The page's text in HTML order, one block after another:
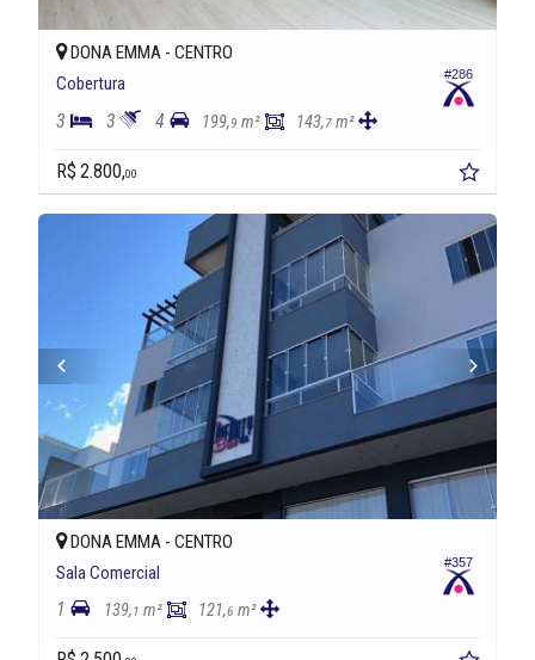
#286
DONA EMMA - CENTRO
Cobertura
3 3 4 199,9 m² 143,7 m²
R$ 2.800,00
#357
DONA EMMA - CENTRO
Sala Comercial
1 139,1 m² 121,6 m²